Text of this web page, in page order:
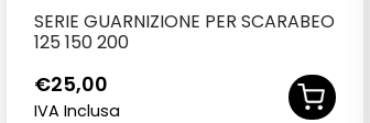
SERIE GUARNIZIONE PER SCARABEO
125 150 200
€25,00
IVA Inclusa